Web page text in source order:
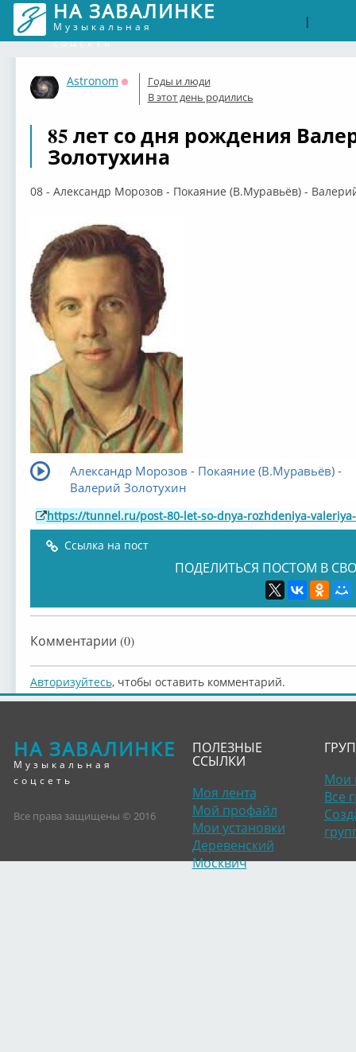
НА ЗАВАЛИНКЕ
Музыкальная
соцсеть
|
Astronom
Оффлайн
Годы и люди
В этот день родились
85 лет со дня рождения
Золотухина
08 - Александр Морозов - Покаяние (В.Муравьёв) -
Александр Морозов - Покаяние (В.Муравьёв) -
Валерий Золотухин
https://tunnel.ru/post-80-let-so-dnya-rozhdeniya-
Ссылка на пост
ПОДЕЛИТЬСЯ ПОСТОМ В
Комментарии (0)
Авторизуйтесь, чтобы оставить комментарий.
НА ЗАВАЛИНКЕ
Музыкальная
соцсеть
Все права защищены © 2016
ПОЛЕЗНЫЕ
ССЫЛКИ
Моя лента
Мой профайл
Мои установки
Деревенский
Москвич
Мои
Все